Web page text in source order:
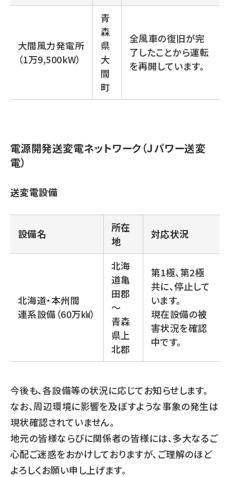
大間風力発電所
（1万9,500kW）
青
森
県
大
間
町
全風車の復旧が完
了したことから運転
を再開しています。
電源開発送変電ネットワーク（Ｊパワー送変
電）
送変電設備
設備名
所在
地
対応状況
北海道・本州間
連系設備（60万㎾）
北海
道亀
田郡
～
青森
県上
北郡
第1極、第2極
共に、停止して
います。
現在設備の被
害状況を確認
中です。
今後も、各設備等の状況に応じてお知らせします。
なお、周辺環境に影響を及ぼすような事象の発生は
現状確認されていません。
地元の皆様ならびに関係者の皆様には、多大なるご
心配ご迷惑をおかけしておりますが、ご理解のほど
よろしくお願い申し上げます。